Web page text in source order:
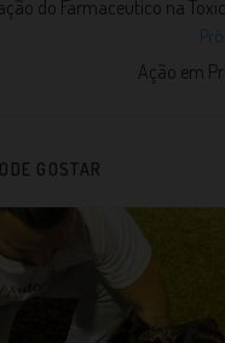
do Farmaceutico na
Ação em
GOSTAR